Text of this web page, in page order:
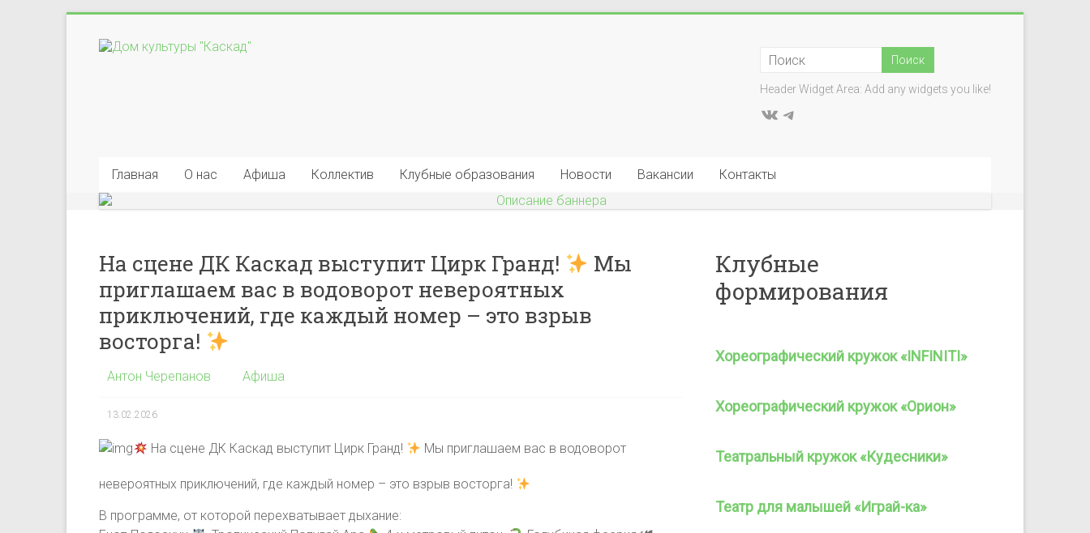
содержимому
Дом
культуры
в
деревне
округа
Чехов
Header Widget Area: Add any widgets you like!
ВКонтакте
Telegram
Главная О нас Афиша Коллектив Клубные образования Новости Вакансии Контакты
На сцене ДК Каскад выступит Цирк Гранд!
Мы
приглашаем вас в водоворот невероятных
приключений, где каждый номер – это взрыв
восторга!
Антон Черепанов Афиша
13.02.2026
На сцене ДК Каскад выступит Цирк Гранд! Мы приглашаем вас в водоворот
невероятных приключений, где каждый номер – это взрыв восторга!
В программе, от которой перехватывает дыхание:
Клубные
формирования
Хореографический кружок «INFINITI»
Хореографический кружок «Орион»
Театральный кружок «Кудесники»
Театр для малышей «Играй-ка»